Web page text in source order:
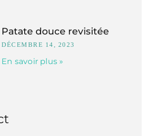
Patate douce revisitée
DÉCEMBRE 14, 2023
En savoir plus »